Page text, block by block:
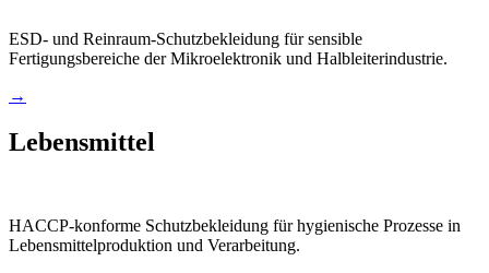
ESD- und Reinraum-Schutzbekleidung für sensible
Fertigungsbereiche der Mikroelektronik und Halbleiterindustrie.
→
Lebensmittel
HACCP-konforme Schutzbekleidung für hygienische Prozesse in
Lebensmittelproduktion und Verarbeitung.